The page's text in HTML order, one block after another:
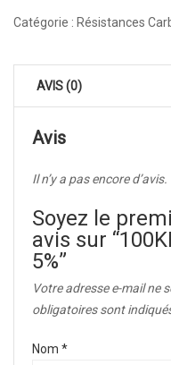
Catégorie : Résistances
AVIS (0)
Avis
Il n’y a pas encore d’avis.
Soyez le
avis sur
5%”
Votre adresse e-mail ne
obligatoires sont
Nom *